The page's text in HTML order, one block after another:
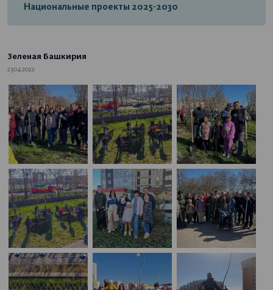
Национальные проекты 2025-2030
Зеленая Башкирия
23.04.2022